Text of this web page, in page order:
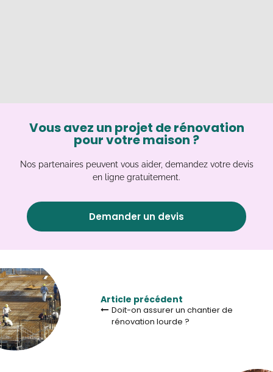
Vous avez un projet de rénovation
pour votre maison ?
Nos partenaires peuvent vous aider, demandez votre devis
en ligne gratuitement.
Demander un devis
Article précédent
Doit-on assurer un chantier de
rénovation lourde ?